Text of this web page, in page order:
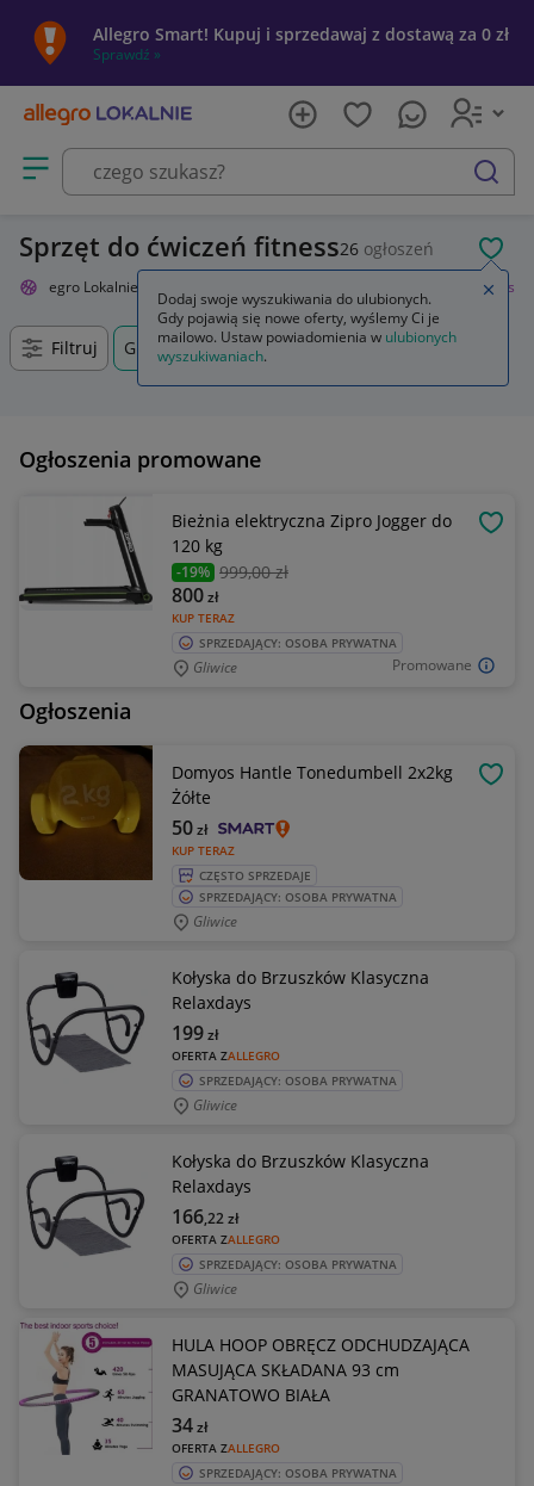
Allegro Smart! Kupuj i sprzedawaj z dostawą za 0 zł
Sprawdź »
Otwórz menu z kategoriami
szukaj
Sprzęt do ćwiczeń fitness26 ogłoszeń
Allegro Lokalnie Trening fitness
Filtruj Gliwice, Śląskie, +0 km
Ogłoszenia promowane
Promowane
Bieżnia elektryczna Zipro Jogger do
120 kg
-19% 999,00 zł
KUP TERAZ
800zł
SPRZEDAJĄCY: OSOBA PRYWATNA
Gliwice
Ogłoszenia
Domyos Hantle Tonedumbell 2x2kg
Żółte
KUP TERAZ
50zł
CZĘSTO SPRZEDAJE
SPRZEDAJĄCY: OSOBA PRYWATNA
Gliwice
Kołyska do Brzuszków Klasyczna
Relaxdays
OFERTA ZALLEGRO
199zł
SPRZEDAJĄCY: OSOBA PRYWATNA
Gliwice
Kołyska do Brzuszków Klasyczna
Relaxdays
OFERTA ZALLEGRO
166,22zł
SPRZEDAJĄCY: OSOBA PRYWATNA
Gliwice
HULA HOOP OBRĘCZ ODCHUDZAJĄCA
MASUJĄCA SKŁADANA 93 cm
GRANATOWO BIAŁA
OFERTA ZALLEGRO
34zł
SPRZEDAJĄCY: OSOBA PRYWATNA
Dodaj swoje wyszukiwania do ulubionych.
Gdy pojawią się nowe oferty, wyślemy Ci je
mailowo. Ustaw powiadomienia w ulubionych
wyszukiwaniach.